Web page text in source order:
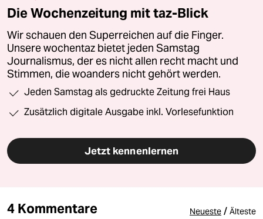
Die Wochenzeitung mit taz-Blick
Wir schauen den Superreichen auf die Finger.
Unsere wochentaz bietet jeden Samstag
Journalismus, der es nicht allen recht macht und
Stimmen, die woanders nicht gehört werden.
Jeden Samstag als gedruckte Zeitung frei Haus
Zusätzlich digitale Ausgabe inkl. Vorlesefunktion
Jetzt kennenlernen
4 Kommentare Neueste / Älteste